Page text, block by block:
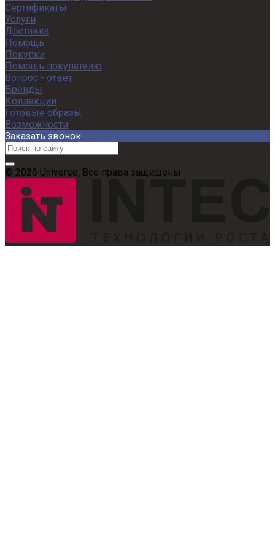
Сертификаты
Услуги
Доставка
Помощь
Покупки
Помощь покупателю
Вопрос - ответ
Бренды
Коллекции
Готовые образы
Возможности
Заказать звонок
© 2026 Universe, Все права защищены